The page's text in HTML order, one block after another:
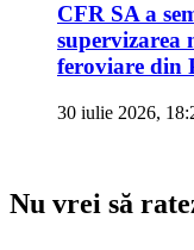
CFR SA a
feroviare din
30 iulie 2026,
Nu vrei să